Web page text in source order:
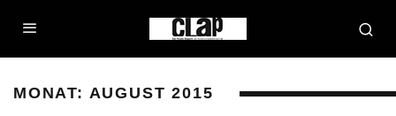
MONAT: AUGUST 2015